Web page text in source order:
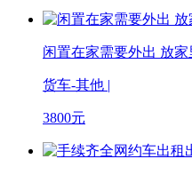
闲置在家需要外出 放
货车-其他 |
3800元